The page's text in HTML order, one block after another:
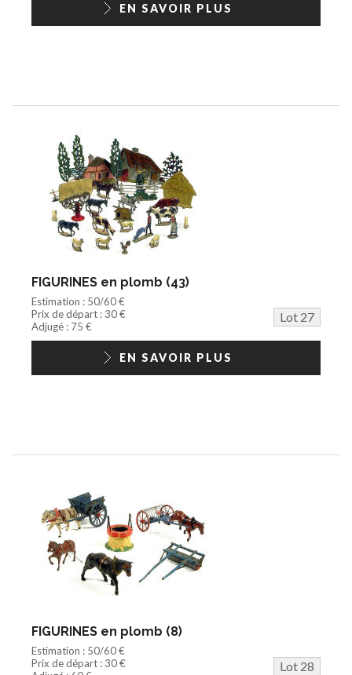
EN SAVOIR PLUS
FIGURINES en plomb (43)
Estimation : 50/60 €
Prix de départ : 30 €
Lot 27
Adjugé : 75 €
EN SAVOIR PLUS
FIGURINES en plomb (8)
Estimation : 50/60 €
Prix de départ : 30 €
Lot 28